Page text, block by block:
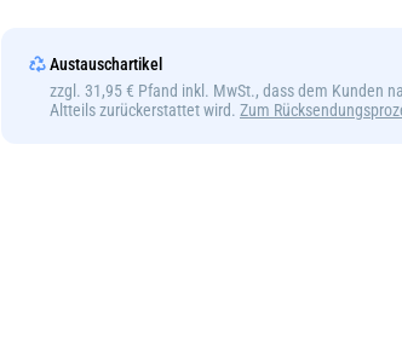
Austauschartikel
zzgl. 31,95 € Pfand inkl. MwSt., dass dem Kunden
Altteils zurückerstattet wird. Zum